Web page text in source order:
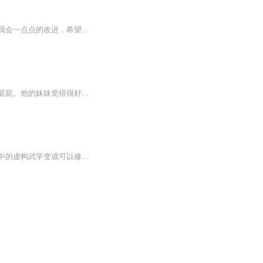
会不定时的讲一些关于黄皮子好听好玩的小故事，朋友们听完有什么意见和建议可以评论，我会一点点的改进，希望喜欢的朋友们涌跃的订阅关注，谢了
放屁受人取笑，总比忍住不放而痛苦不堪好得多。小青蛙皮皮遇到一个问题，他忍不住要放屁屁。他的妹妹觉得很好玩，但是他的爸妈和老师却不高兴。医生说这只是肚子里有臭气，慢慢会好起来。可惜的是，好得太慢了。皮皮设法忍住放屁，结果更糟：他的肚子膨胀...
当蓝色血月降临，灵气复苏伴随着灵异那普通人如同砧板鱼肉，当主角得到一本可以吧小说中的虚构武学变成可以修炼的真实武学时，灵异与武学碰撞出什么养的火花那？